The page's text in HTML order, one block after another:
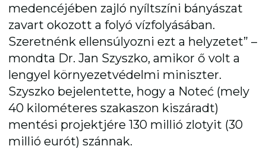
medencéjében zajló nyíltszíni bányászat
zavart okozott a folyó vízfolyásában.
Szeretnénk ellensúlyozni ezt a helyzetet” –
mondta Dr. Jan Szyszko, amikor ő volt a
lengyel környezetvédelmi miniszter.
Szyszko bejelentette, hogy a Noteć (mely
40 kilométeres szakaszon kiszáradt)
mentési projektjére 130 millió zlotyit (30
millió eurót) szánnak.